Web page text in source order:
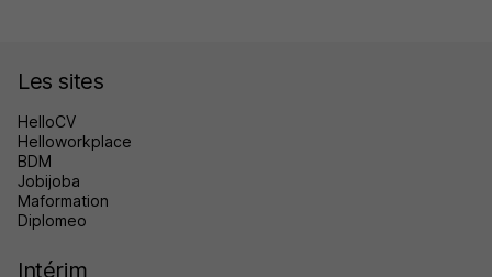
Les sites
HelloCV
Helloworkplace
BDM
Jobijoba
Maformation
Diplomeo
Intérim